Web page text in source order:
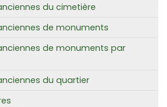
du cimetière
de monuments
de monuments par
du quartier